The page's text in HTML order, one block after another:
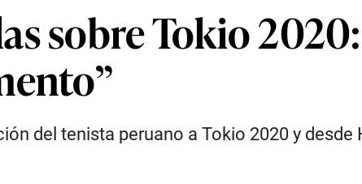
sobre Tokio
del tenista peruano a Tokio 2020 y